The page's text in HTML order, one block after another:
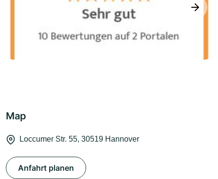
next
Map
Loccumer Str. 55, 30519 Hannover
Anfahrt planen